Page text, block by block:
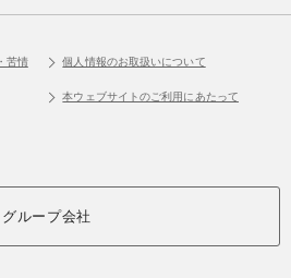
苦情
個人情報のお取扱いについて
本ウェブサイトのご利用にあたって
グループ会社